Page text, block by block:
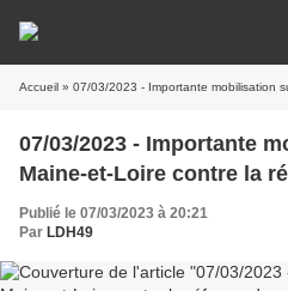
Accueil » 07/03/2023 - Importante mobilisation sur le
07/03/2023 - Importante
Maine-et-Loire contre la
Publié le 07/03/2023 à 20:21
Par LDH49